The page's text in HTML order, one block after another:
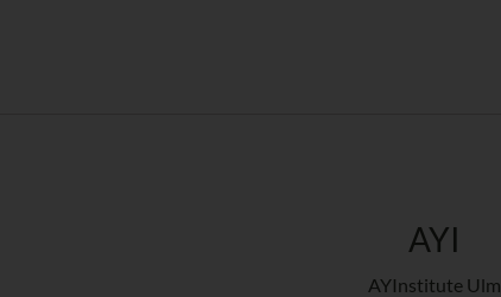
AYI
AYInstitute Ulm